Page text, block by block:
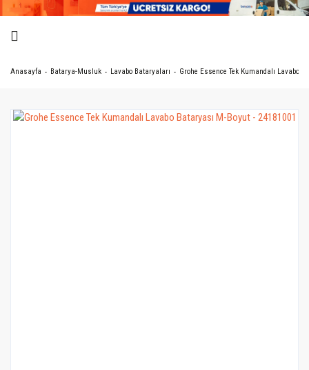
Anasayfa Batarya-Musluk Lavabo Bataryaları Grohe Essence Tek Kumandalı Lavabo